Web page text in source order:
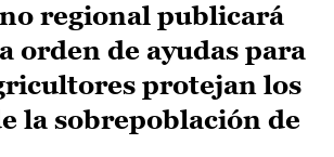
regional publicará
orden de ayudas para
protejan los
la sobrepoblación de